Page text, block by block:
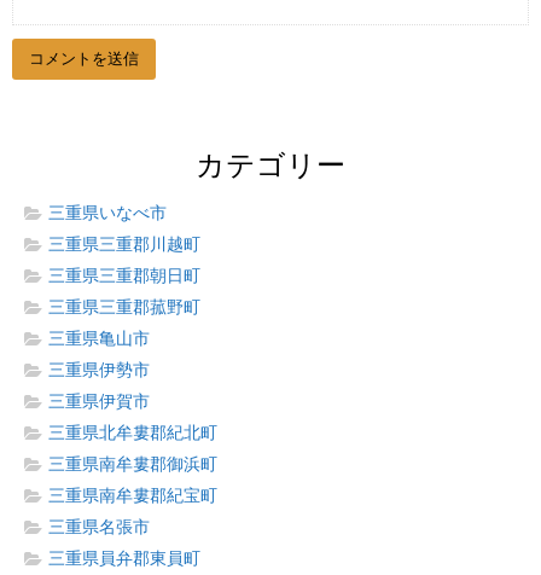
カテゴリー
三重県いなべ市
三重県三重郡川越町
三重県三重郡朝日町
三重県三重郡菰野町
三重県亀山市
三重県伊勢市
三重県伊賀市
三重県北牟婁郡紀北町
三重県南牟婁郡御浜町
三重県南牟婁郡紀宝町
三重県名張市
三重県員弁郡東員町